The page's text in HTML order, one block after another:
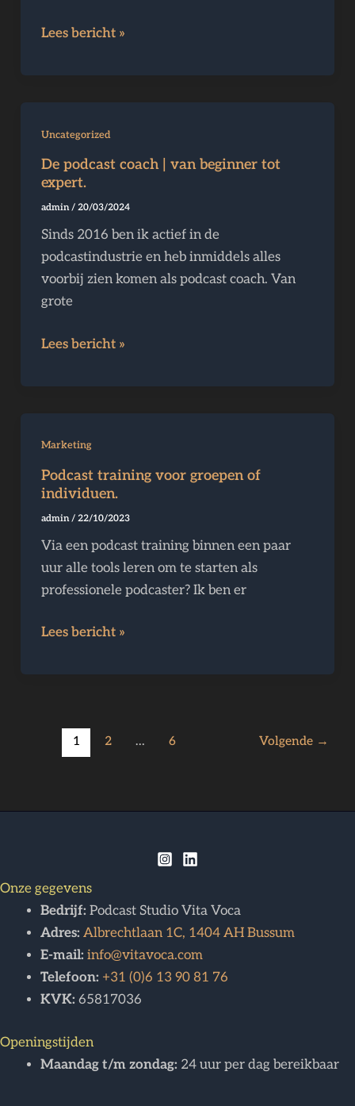
Lees bericht »
Uncategorized
De podcast coach | van beginner tot
expert.
admin/ 20/03/2024
Sinds 2016 ben ik actief in de
podcastindustrie en heb inmiddels alles
voorbij zien komen als podcast coach. Van
grote
De
podcast
coach
beginner
tot
expert.
Lees bericht »
Marketing
Podcast training voor groepen of
individuen.
admin / 22/10/2023
Via een podcast training binnen een paar
uur alle tools leren om te starten als
professionele podcaster? Ik ben er
Podcast
training
voor
groepen
individuen.
Lees bericht »
1 2 … 6 Volgende →
Onze gegevens
Bedrijf: Podcast Studio Vita Voca
Adres: Albrechtlaan 1C, 1404 AH Bussum
E-mail: info@vitavoca.com
Telefoon: +31 (0)6 13 90 81 76
KVK: 65817036
Openingstijden
Maandag t/m zondag: 24 uur per dag bereikbaar